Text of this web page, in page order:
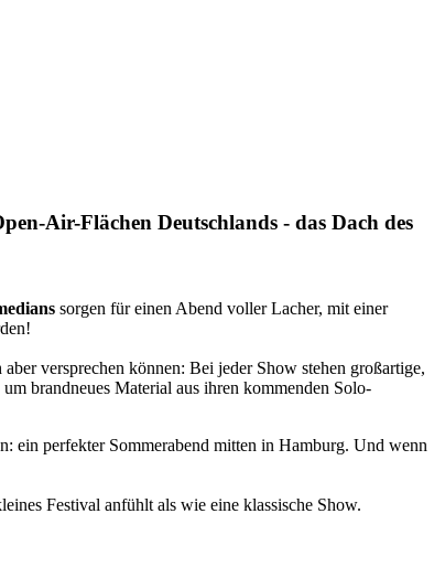
Air-Flächen Deutschlands - das Dach des
sorgen für einen Abend voller Lacher, mit einer
versprechen können: Bei jeder Show stehen großartige,
brandneues Material aus ihren kommenden Solo-
ein perfekter Sommerabend mitten in Hamburg. Und wenn
Festival anfühlt als wie eine klassische Show.